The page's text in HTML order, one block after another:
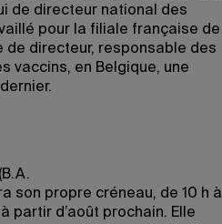
de directeur national des
pour la filiale française de
de directeur, responsable des
vaccins, en Belgique, une
(B.A.
son propre créneau, de 10 h à
partir d’août prochain. Elle